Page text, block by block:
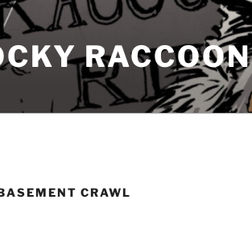
RACCOON
CRAWL